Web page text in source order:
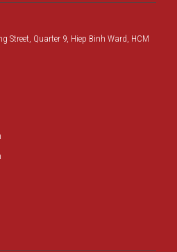
Street, Quarter 9, Hiep Binh Ward, HCM